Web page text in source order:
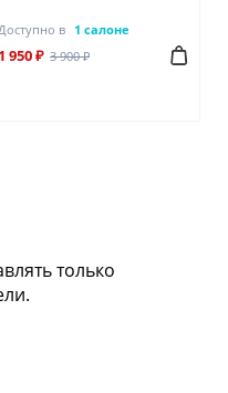
в 1 салоне
1 950 ₽ 3 900 ₽
только